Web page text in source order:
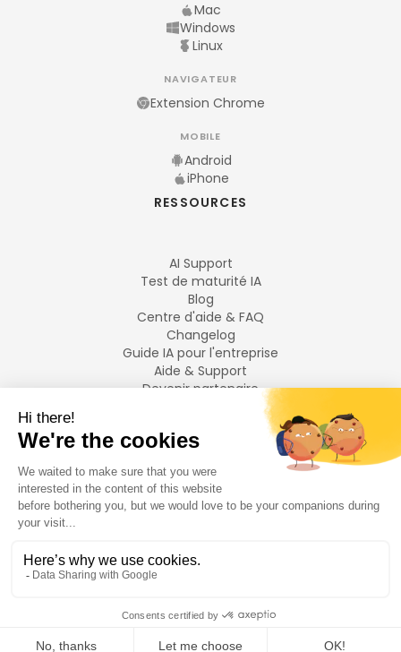
Mac
Windows
Linux
NAVIGATEUR
Extension Chrome
MOBILE
Android
iPhone
RESSOURCES
AI Support
Test de maturité IA
Blog
Centre d'aide & FAQ
Changelog
Guide IA pour l'entreprise
Aide & Support
Devenir partenaire
LANGUES
Français
English
2026Swiftask. Tous droits réservés.